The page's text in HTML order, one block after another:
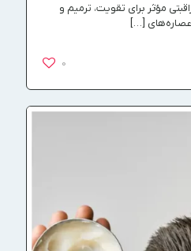
مؤثر برای تقویت، ترمیم و
[…]
0